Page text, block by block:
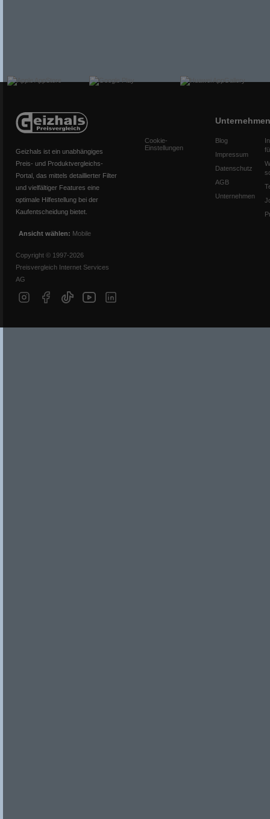
Geizhals ist ein unabhängiges
Preis- und Produktvergleichs-
Portal, das mittels detaillierter Filter
und vielfältiger Features eine
optimale Hilfestellung bei der
Kaufentscheidung bietet.
Ansicht wählen: Mobile
Copyright © 1997-2026
Preisvergleich Internet Services
AG
Cookie-
Einstellungen
Unternehmen
Blog
Impressum
Datenschutz
AGB
Unternehmen